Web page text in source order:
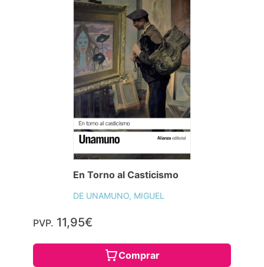
En Torno al Casticismo
DE UNAMUNO, MIGUEL
PVP. 11,95€
Comprar